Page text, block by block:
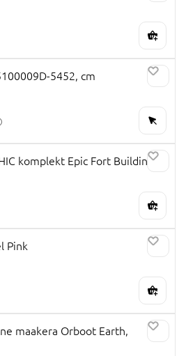
5452, cm
komplekt Epic Fort Building,
Pink
maakera Orboot Earth,